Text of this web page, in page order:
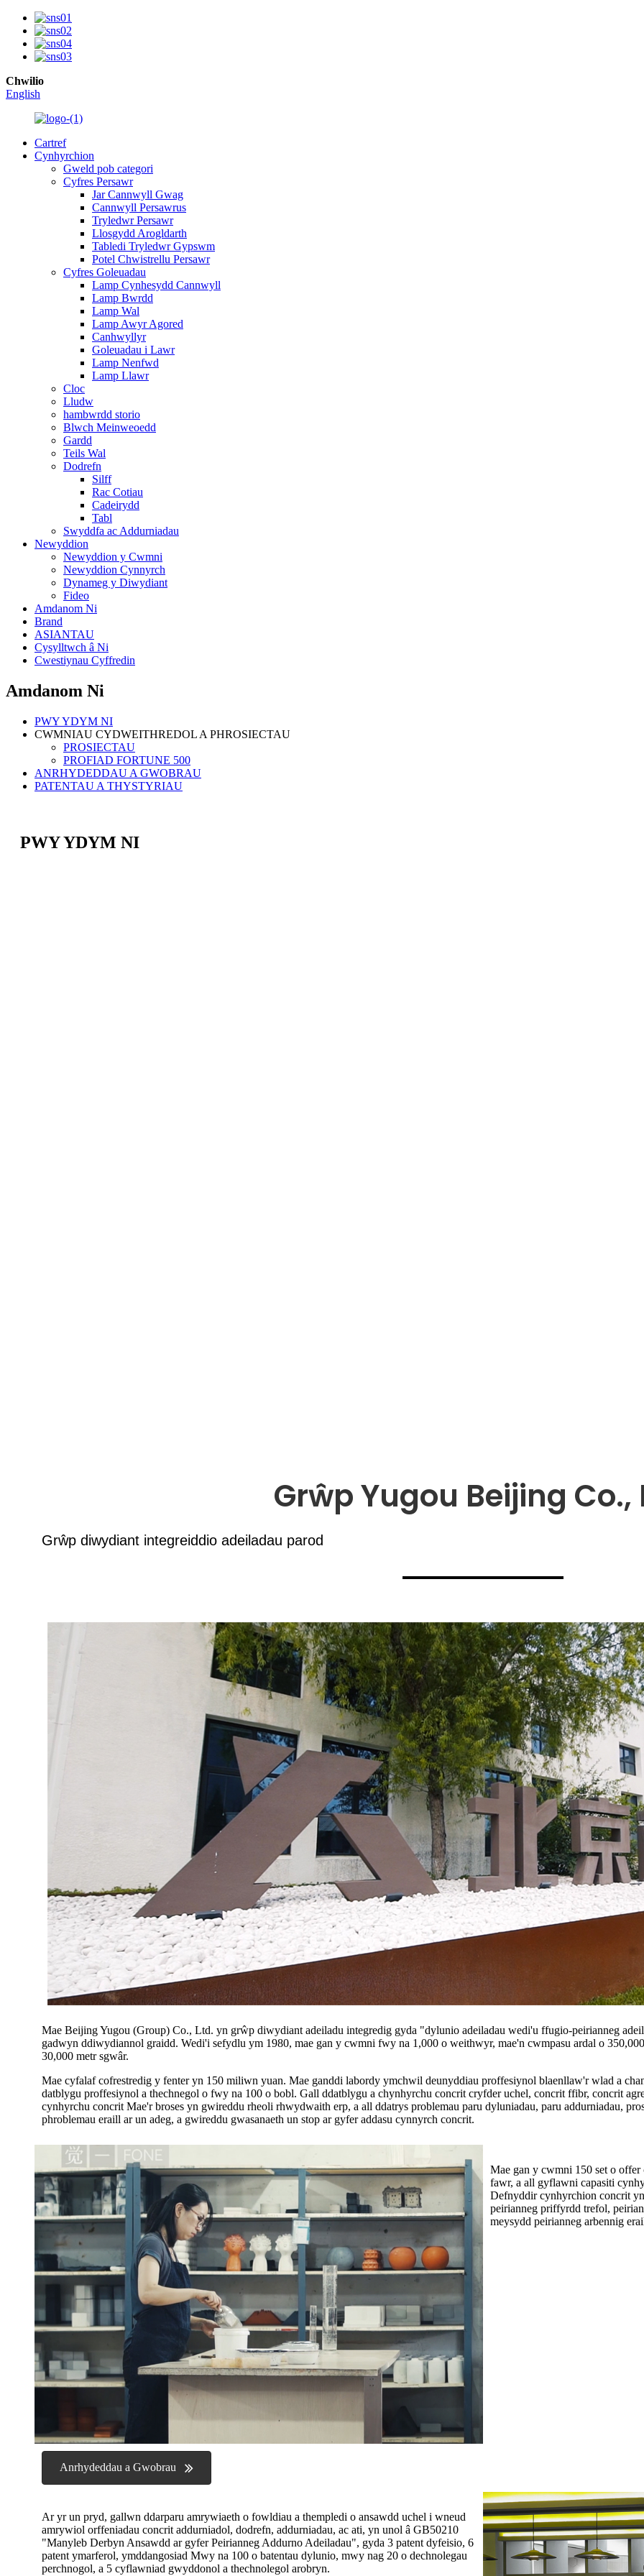
Chwilio
English
Cartref
Cynhyrchion
Gweld pob categori
Cyfres Persawr
Jar Cannwyll Gwag
Cannwyll Persawrus
Tryledwr Persawr
Llosgydd Arogldarth
Tabledi Tryledwr Gypswm
Potel Chwistrellu Persawr
Cyfres Goleuadau
Lamp Cynhesydd Cannwyll
Lamp Bwrdd
Lamp Wal
Lamp Awyr Agored
Canhwyllyr
Goleuadau i Lawr
Lamp Nenfwd
Lamp Llawr
Cloc
Lludw
hambwrdd storio
Blwch Meinweoedd
Gardd
Teils Wal
Dodrefn
Silff
Rac Cotiau
Cadeirydd
Tabl
Swyddfa ac Addurniadau
Newyddion
Newyddion y Cwmni
Newyddion Cynnyrch
Dynameg y Diwydiant
Fideo
Amdanom Ni
Brand
ASIANTAU
Cysylltwch â Ni
Cwestiynau Cyffredin
Amdanom Ni
PWY YDYM NI
CWMNIAU CYDWEITHREDOL A PHROSIECTAU
PROSIECTAU
PROFIAD FORTUNE 500
ANRHYDEDDAU A GWOBRAU
PATENTAU A THYSTYRIAU
PWY YDYM NI
Grŵp Yugou Beijing Co.,
Grŵp diwydiant integreiddio adeiladau parod
Mae Beijing Yugou (Group) Co., Ltd. yn grŵp diwydiant adeiladu integredig gyda "dylunio adeiladau wedi'u ffugio-peirianneg
gadwyn ddiwydiannol graidd. Wedi'i sefydlu ym 1980, mae gan y cwmni fwy na 1,000 o weithwyr, mae'n cwmpasu ardal o
30,000 metr sgwâr.
Mae cyfalaf cofrestredig y fenter yn 150 miliwn yuan. Mae ganddi labordy ymchwil deunyddiau proffesiynol blaenllaw'r wlad a
datblygu proffesiynol a thechnegol o fwy na 100 o bobl. Gall ddatblygu a chynhyrchu concrit cryfder uchel, concrit ffibr, concrit
cynhyrchu concrit Mae'r broses yn gwireddu rheoli rhwydwaith erp, a all ddatrys problemau paru dyluniadau, paru addurniadau,
phroblemau eraill ar un adeg, a gwireddu gwasanaeth un stop ar gyfer addasu cynnyrch concrit.
Anrhydeddau a Gwobrau
Mae gan y cwmni 150 set o
fawr, a all gyflawni capasiti
Defnyddir cynhyrchion concrit
peirianneg priffyrdd trefol,
meysydd peirianneg arbennig
Ar yr un pryd, gallwn ddarparu amrywiaeth o fowldiau a thempledi o ansawdd uchel i wneud
amrywiol orffeniadau concrit addurniadol, dodrefn, addurniadau, ac ati, yn unol â GB50210
"Manyleb Derbyn Ansawdd ar gyfer Peirianneg Addurno Adeiladau", gyda 3 patent dyfeisio, 6
patent ymarferol, ymddangosiad Mwy na 100 o batentau dylunio, mwy nag 20 o dechnolegau
perchnogol, a 5 cyflawniad gwyddonol a thechnolegol arobryn.